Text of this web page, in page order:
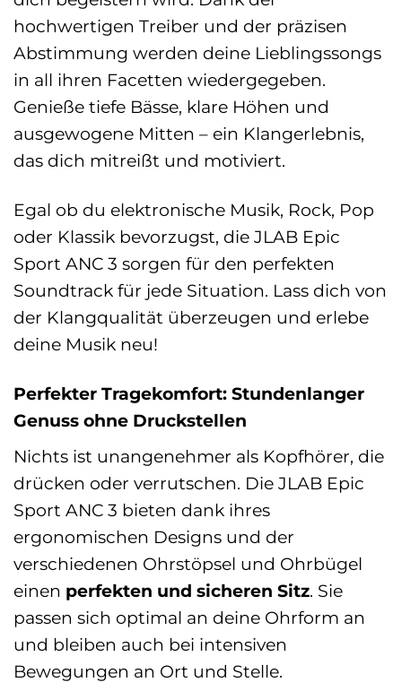
hochwertigen Treiber und der präzisen
Abstimmung werden deine Lieblingssongs
in all ihren Facetten wiedergegeben.
Genieße tiefe Bässe, klare Höhen und
ausgewogene Mitten – ein Klangerlebnis,
das dich mitreißt und motiviert.
Egal ob du elektronische Musik, Rock, Pop
oder Klassik bevorzugst, die JLAB Epic
Sport ANC 3 sorgen für den perfekten
Soundtrack für jede Situation. Lass dich von
der Klangqualität überzeugen und erlebe
deine Musik neu!
Perfekter Tragekomfort: Stundenlanger
Genuss ohne Druckstellen
Nichts ist unangenehmer als Kopfhörer, die
drücken oder verrutschen. Die JLAB Epic
Sport ANC 3 bieten dank ihres
ergonomischen Designs und der
verschiedenen Ohrstöpsel und Ohrbügel
einen perfekten und sicheren Sitz. Sie
passen sich optimal an deine Ohrform an
und bleiben auch bei intensiven
Bewegungen an Ort und Stelle.